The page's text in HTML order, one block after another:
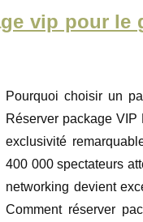
vip pour
Pourquoi choisir un
Réserver package
exclusivité
400 000 spectateurs
networking devient
Comment réserver